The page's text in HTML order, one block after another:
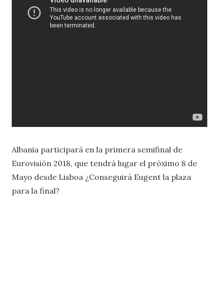
Albania participará en la primera semifinal de
Eurovisión 2018, que tendrá lugar el próximo 8 de
Mayo desde Lisboa ¿Conseguirá Eugent la plaza
para la final?